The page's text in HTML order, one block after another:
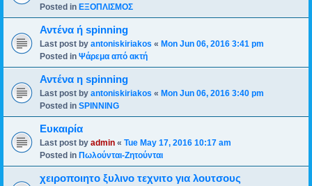
Posted in ΕΞΟΠΛΙΣΜΟΣ
Αντένα ή spinning
Last post by antoniskiriakos « Mon Jun 06, 2016 3:41 pm
Posted in Ψάρεμα από ακτή
Αντένα η spinning
Last post by antoniskiriakos « Mon Jun 06, 2016 3:40 pm
Posted in SPINNING
Ευκαιρία
Last post by admin « Tue May 17, 2016 10:17 am
Posted in Πωλούνται-Ζητούνται
χειροποιητο ξυλινο τεχνιτο για λουτσους